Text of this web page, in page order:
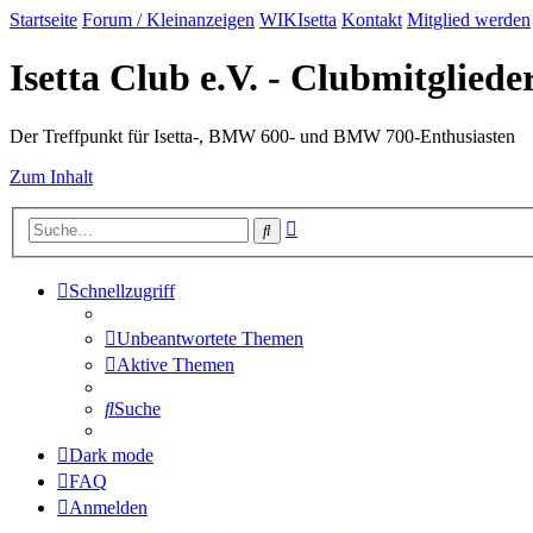
Startseite Forum / Kleinanzeigen WIKIsetta Kontakt Mitglied werden
Isetta Club e.V. -
Der Treffpunkt für Isetta-, BMW 600- und BMW 700-Enthusiasten
Zum Inhalt
Suche
Schnellzugriff
Unbeantwortete Themen
Aktive Themen
Suche
Dark mode
FAQ
Anmelden